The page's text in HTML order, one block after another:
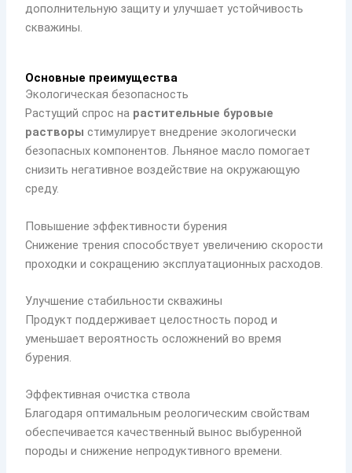
дополнительную защиту и улучшает устойчивость
скважины.
Основные преимущества
Экологическая безопасность
Растущий спрос на растительные буровые
растворы стимулирует внедрение экологически
безопасных компонентов. Льняное масло помогает
снизить негативное воздействие на окружающую
среду.
Повышение эффективности бурения
Снижение трения способствует увеличению скорости
проходки и сокращению эксплуатационных расходов.
Улучшение стабильности скважины
Продукт поддерживает целостность пород и
уменьшает вероятность осложнений во время
бурения.
Эффективная очистка ствола
Благодаря оптимальным реологическим свойствам
обеспечивается качественный вынос выбуренной
породы и снижение непродуктивного времени.